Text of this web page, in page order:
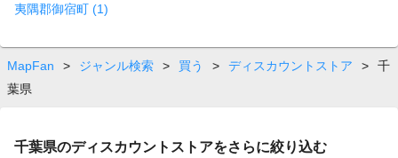
夷隅郡御宿町 (1)
MapFan > ジャンル検索 > 買う > ディスカウントストア >
千
葉県
千葉県のディスカウントストアをさらに絞り込む